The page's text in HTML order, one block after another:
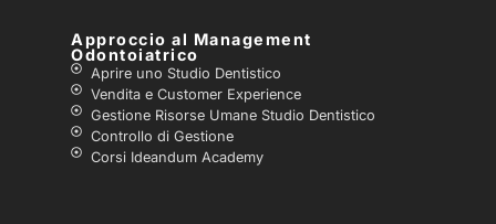
Approccio al Management
Odontoiatrico
Aprire uno Studio Dentistico
Vendita e Customer Experience
Gestione Risorse Umane Studio Dentistico
Controllo di Gestione
Corsi Ideandum Academy